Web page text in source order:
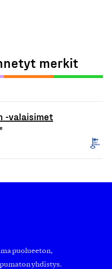
merkit
-valaisimet
puolueeton,
yhdistys.